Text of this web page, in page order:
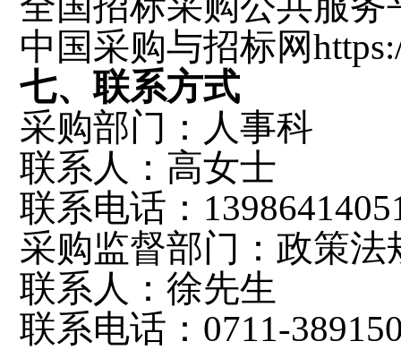
中国采购与招标网
七、联系方式
采购部门： 人事科
联系人： 高女士
联系电话：
采购监督部门：政策
联系人： 徐先生
联系电话： 0711-